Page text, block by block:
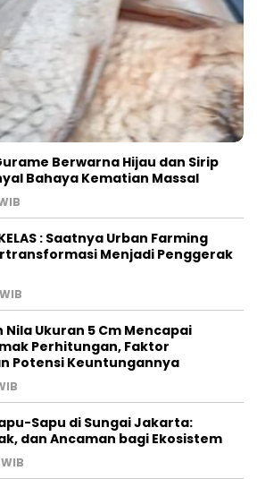
Berwarna Hijau dan Sirip
Bahaya Kematian Massal
KELAS : Saatnya Urban Farming
Menjadi Penggerak
Nila Ukuran 5 Cm Mencapai
Perhitungan, Faktor
Potensi Keuntungannya
Sapu di Sungai Jakarta:
dan Ancaman bagi Ekosistem